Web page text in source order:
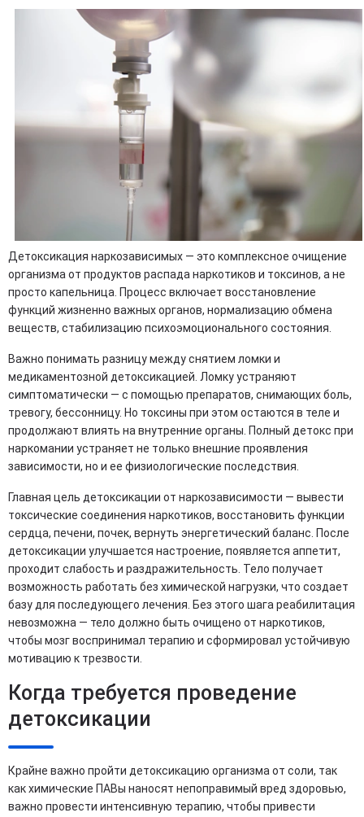
Детоксикация наркозависимых — это комплексное очищение
организма от продуктов распада наркотиков и токсинов, а не
просто капельница. Процесс включает восстановление
функций жизненно важных органов, нормализацию обмена
веществ, стабилизацию психоэмоционального состояния.
Важно понимать разницу между снятием ломки и
медикаментозной детоксикацией. Ломку устраняют
симптоматически — с помощью препаратов, снимающих боль,
тревогу, бессонницу. Но токсины при этом остаются в теле и
продолжают влиять на внутренние органы. Полный детокс при
наркомании устраняет не только внешние проявления
зависимости, но и ее физиологические последствия.
Главная цель детоксикации от наркозависимости — вывести
токсические соединения наркотиков, восстановить функции
сердца, печени, почек, вернуть энергетический баланс. После
детоксикации улучшается настроение, появляется аппетит,
проходит слабость и раздражительность. Тело получает
возможность работать без химической нагрузки, что создает
базу для последующего лечения. Без этого шага реабилитация
невозможна — тело должно быть очищено от наркотиков,
чтобы мозг воспринимал терапию и сформировал устойчивую
мотивацию к трезвости.
Когда требуется проведение
детоксикации
Крайне важно пройти детоксикацию организма от соли, так
как химические ПАВы наносят непоправимый вред здоровью,
важно провести интенсивную терапию, чтобы привести